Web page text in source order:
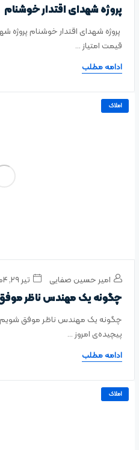
پروژه شهدای اقتدار خوشنام
پروژه شهدای اقتدار خوشنام پروژه
قیمت امتیاز ...
ادامه مطلب
املاک
امیر حسین صفایی تیر ۲۹, ۱۴۰۴
چگونه یک مهندس ناظر
چگونه یک مهندس ناظر موفق
پیچیده‌ی امروز ...
ادامه مطلب
املاک